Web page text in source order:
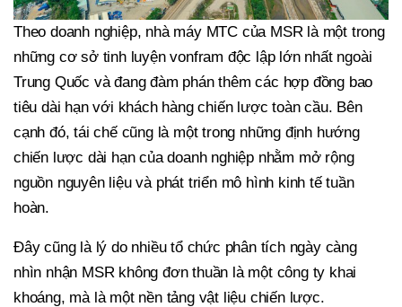
Theo doanh nghiệp, nhà máy MTC của MSR là một trong
những cơ sở tinh luyện vonfram độc lập lớn nhất ngoài
Trung Quốc và đang đàm phán thêm các hợp đồng bao
tiêu dài hạn với khách hàng chiến lược toàn cầu. Bên
cạnh đó, tái chế cũng là một trong những định hướng
chiến lược dài hạn của doanh nghiệp nhằm mở rộng
nguồn nguyên liệu và phát triển mô hình kinh tế tuần
hoàn.
Đây cũng là lý do nhiều tổ chức phân tích ngày càng
nhìn nhận MSR không đơn thuần là một công ty khai
khoáng, mà là một nền tảng vật liệu chiến lược.